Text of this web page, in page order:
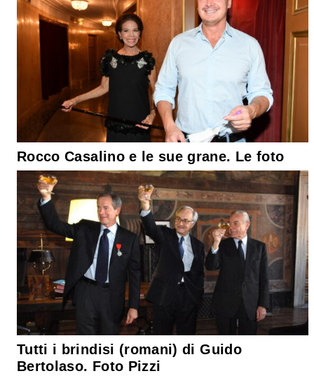
Rocco Casalino e le sue grane. Le foto
Tutti i brindisi (romani) di Guido
Bertolaso. Foto Pizzi